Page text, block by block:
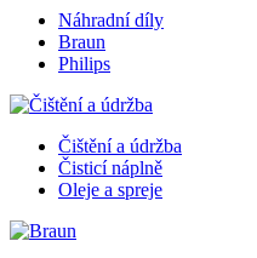
Náhradní díly
Braun
Philips
Čištění a údržba
Čisticí náplně
Oleje a spreje